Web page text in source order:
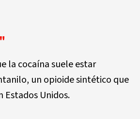
la cocaína suele estar
un opioide sintético que
Estados Unidos.